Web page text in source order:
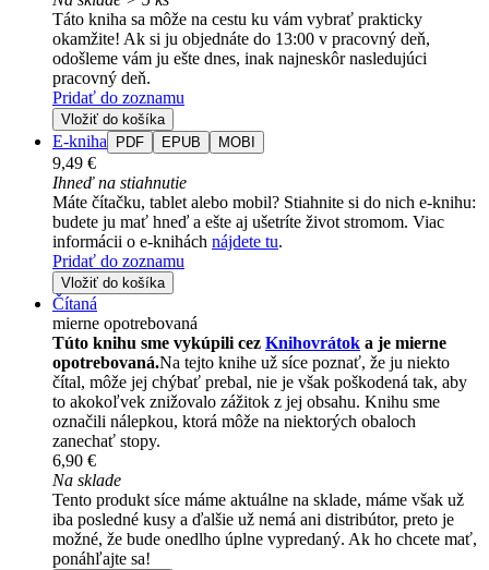
Táto kniha sa môže na cestu ku vám vybrať prakticky
okamžite! Ak si ju objednáte do 13:00 v pracovný deň,
odošleme vám ju ešte dnes, inak najneskôr nasledujúci
pracovný deň.
Pridať do zoznamu
Vložiť do košíka
E-kniha PDF EPUB MOBI
9,49 €
Ihneď na stiahnutie
Máte čítačku, tablet alebo mobil? Stiahnite si do nich e-knihu:
budete ju mať hneď a ešte aj ušetríte život stromom. Viac
informácii o e-knihách nájdete tu.
Pridať do zoznamu
Vložiť do košíka
Čítaná
mierne opotrebovaná
Túto knihu sme vykúpili cez Knihovrátok a je mierne
opotrebovaná.Na tejto knihe už síce poznať, že ju niekto
čítal, môže jej chýbať prebal, nie je však poškodená tak, aby
to akokoľvek znižovalo zážitok z jej obsahu. Knihu sme
označili nálepkou, ktorá môže na niektorých obaloch
zanechať stopy.
6,90 €
Na sklade
Tento produkt síce máme aktuálne na sklade, máme však už
iba posledné kusy a ďalšie už nemá ani distribútor, preto je
možné, že bude onedlho úplne vypredaný. Ak ho chcete mať,
ponáhľajte sa!